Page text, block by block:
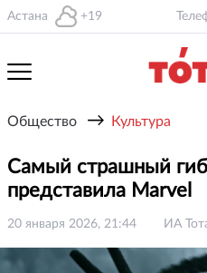
Астана +19
Общество → Культура
Самый страшный
представила Marvel
20 января 2026, 21:44 ИА